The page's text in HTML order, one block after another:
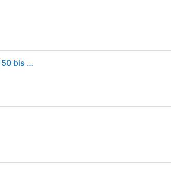
GARDENA 00436-20 Streuwagen Streubreite (Bereich) 150 bis 600 cm 18 l - Türkis/Orange